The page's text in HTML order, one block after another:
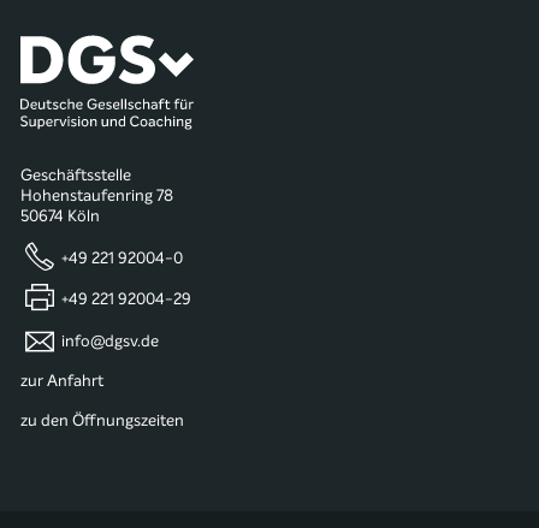
Geschäftsstelle
Hohenstaufenring 78
50674 Köln
+49 221 92004-0
+49 221 92004-29
info@dgsv.de
zur Anfahrt
zu den Öffnungszeiten